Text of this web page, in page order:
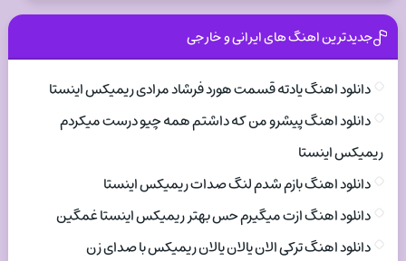
جدیدترین اهنگ های ایرانی و خارجی
دانلود اهنگ یادته قسمت هورد فرشاد مرادی ریمیکس اینستا
دانلود اهنگ پیشرو من که داشتم همه چیو درست میکردم
ریمیکس اینستا
دانلود اهنگ بازم شدم لنگ صدات ریمیکس اینستا
دانلود اهنگ ازت میگیرم حس بهتر ریمیکس اینستا غمگین
دانلود اهنگ ترکی الان یالان یالان ریمیکس با صدای زن